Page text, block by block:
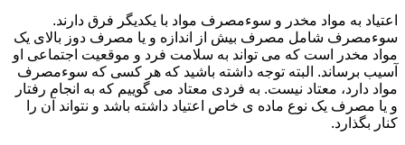
اعتیاد به مواد مخدر و سوءمصرف مواد با یکدیگر فرق دارند.
سوءمصرف شامل مصرف بیش از اندازه و یا مصرف دوز بالای یک
مواد مخدر است که می تواند به سلامت فرد و موقعیت اجتماعی او
آسیب برساند. البته توجه داشته باشید که هر کسی که سوءمصرف
مواد دارد، معتاد نیست. به فردی معتاد می گوییم که به انجام رفتار
و یا مصرف یک نوع ماده ی خاص اعتیاد داشته باشد و نتواند آن را
کنار بگذارد.